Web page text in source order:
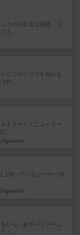
うのが正直な感想。２
も...
二つサイコロを振れる
れ...
ドカードとニューカー
...
）
上持っているユーザー視
）
から、超ボードゲーム
ィ...